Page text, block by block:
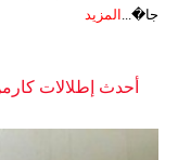
جا�...
المزيد
أحدث إطلالات